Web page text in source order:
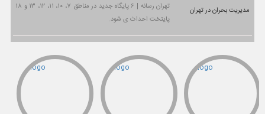
تهران رسانه | ۶ پایگاه جدید در مناطق ۷، ۱۰، ۱۱، ۱۲، ۱۳ و ۱۸
پایتخت احداث ی شود.